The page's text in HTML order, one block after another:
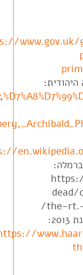
dead/
the-